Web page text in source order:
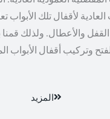
العادية لأقفال تلك
والأعطال. ولذلك
وتركيب أقفال الأبواب
المزيد